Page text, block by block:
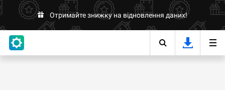
Отримайте знижку на відновлення даних!